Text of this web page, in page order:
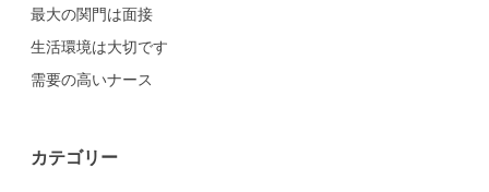
最大の関門は面接
生活環境は大切です
需要の高いナース
カテゴリー